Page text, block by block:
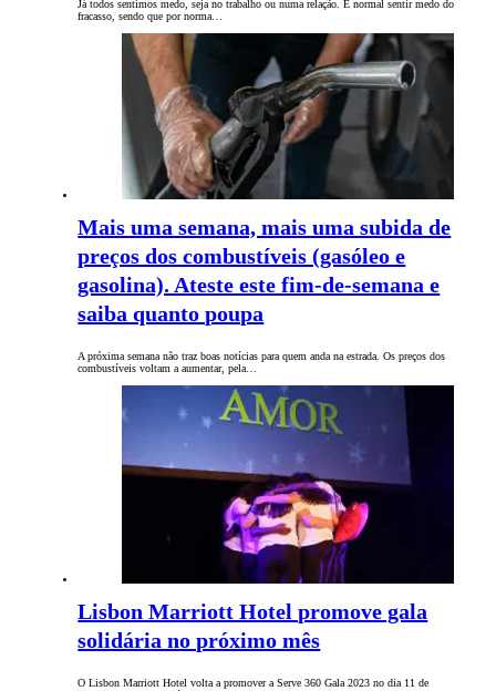
Já todos sentimos medo, seja no trabalho ou numa relação. É normal sentir medo do
fracasso, sendo que por norma…
Mais uma semana, mais uma subida de
preços dos combustíveis (gasóleo e
gasolina). Ateste este fim-de-semana e
saiba quanto poupa
A próxima semana não traz boas notícias para quem anda na estrada. Os preços dos
combustíveis voltam a aumentar, pela…
Lisbon Marriott Hotel promove gala
solidária no próximo mês
O Lisbon Marriott Hotel volta a promover a Serve 360 Gala 2023 no dia 11 de